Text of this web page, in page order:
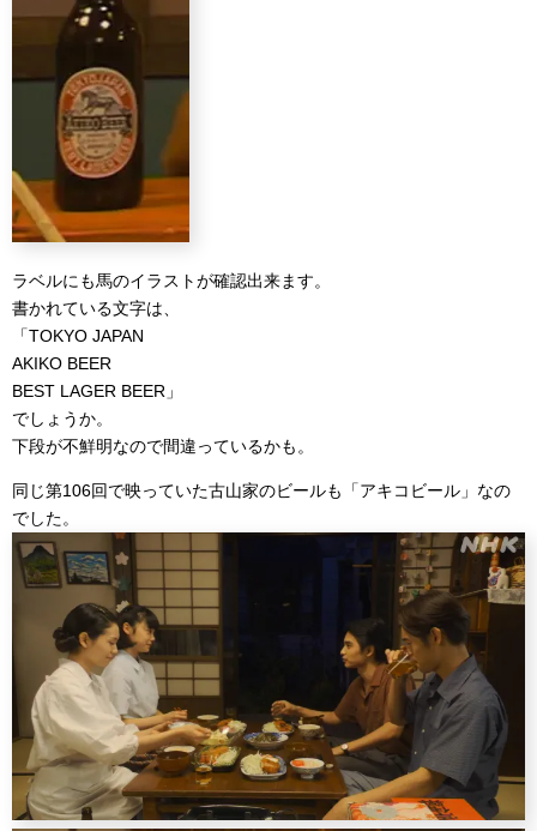
ラベルにも馬のイラストが確認出来ます。
書かれている文字は、
「TOKYO JAPAN
AKIKO BEER
BEST LAGER BEER」
でしょうか。
下段が不鮮明なので間違っているかも。
同じ第106回で映っていた古山家のビールも「アキコビール」なの
でした。